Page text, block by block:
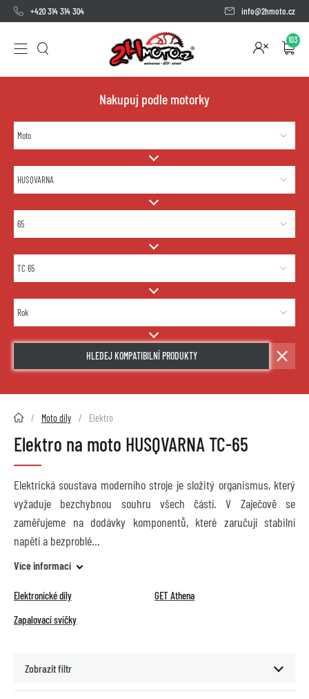
+420 314 314 304 info@2hmoto.cz
103
Nakupuj podle motorky
HLEDEJ KOMPATIBILNÍ PRODUKTY
2HMOTO.cz Moto díly Elektro
Elektro na moto HUSQVARNA TC-65
Elektrická soustava moderního stroje je složitý organismus, který
vyžaduje bezchybnou souhru všech částí. V Zaječově se
zaměřujeme na dodávky komponentů, které zaručují stabilní
napětí a bezproblé
Více informací
Elektronické díly
GET Athena
Zapalovací svíčky
Zobrazit filtr